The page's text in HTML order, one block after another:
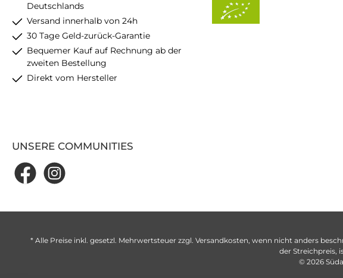
Deutschlands
Versand innerhalb von 24h
30 Tage Geld-zurück-Garantie
Bequemer Kauf auf Rechnung ab der
zweiten Bestellung
Direkt vom Hersteller
UNSERE COMMUNITIES
* Alle Preise inkl. gesetzl. Mehrwertsteuer zzgl. Versandkosten, wenn nicht anders
der Streichpreis,
© 2026